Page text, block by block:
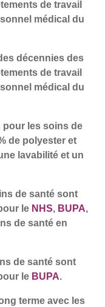
ITALY,
SPAIN
BELGIUM,
DENMARK,
SWEDEN
de travail
médical du
décennies des
de travail
médical du
pour les soins de
de polyester et
lavabilité et un
de santé sont
le NHS, BUPA,
de santé en
de santé sont
le BUPA.
terme avec les